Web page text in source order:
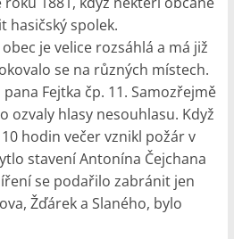
hasičský spolek.
je velice rozsáhlá a má již
se na různých místech.
Fejtka čp. 11. Samozřejmě
ozvaly hlasy nesouhlasu. Když
hodin večer vznikl požár v
stavení Antonína Čejchana
se podařilo zabránit jen
Žďárek a Slaného, bylo